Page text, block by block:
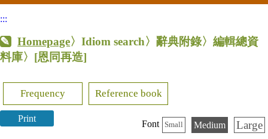
:::
Homepage〉Idiom search〉辭典附錄〉編輯總資
料庫〉 [恩同再造]
Frequency Reference book
Print
Font Small Medium Large